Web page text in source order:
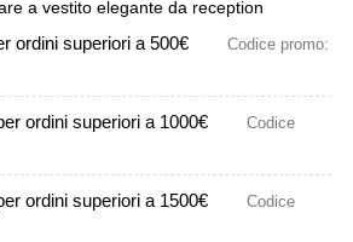
a vestito elegante da reception
ordini superiori a 500€
Codice promo:
ordini superiori a 1000€
Codice
ordini superiori a 1500€
Codice